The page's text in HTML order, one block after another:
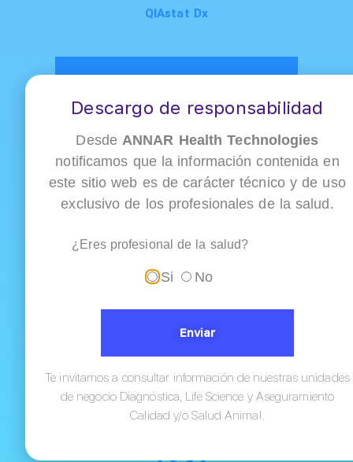
QIAstat Dx
Artículos
Autoinmunidad
Descargo de responsabilidad
DesdeANNAR Health Technologies
notificamos que la información contenida en
este sitio web es de carácter técnico y de uso
exclusivo de los profesionales de la salud.
¿Eres profesional de la salud?
Si No
Enviar
Te invitamos a consultar información de nuestras unidades
de negocio Diagnóstica, Life Science y Aseguramiento
Calidad y/o Salud Animal.